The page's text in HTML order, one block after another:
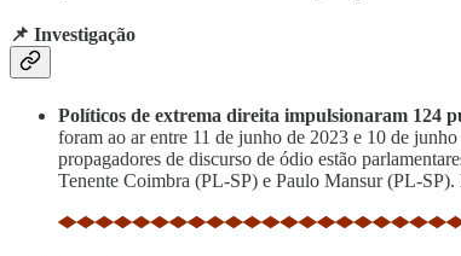
📌 Investigação
Políticos de extrema direita impulsionaram 124
foram ao ar entre 11 de junho de 2023 e 10 de
propagadores de discurso de ódio estão
Tenente Coimbra (PL-SP) e Paulo Mansur (PL-SP).